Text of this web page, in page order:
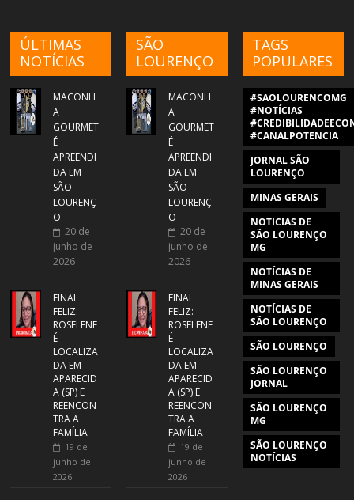
ÚLTIMAS
NOTÍCIAS
MACONH
A
GOURMET
É
APREENDI
DA EM
SÃO
LOURENÇ
O
20 de
junho de
2026
FINAL
FELIZ:
ROSELENE
É
LOCALIZA
DA EM
APARECID
A (SP) E
REENCON
TRA A
FAMÍLIA
19 de
junho de
2026
SÃO
LOURENÇO
MACONH
A
GOURMET
É
APREENDI
DA EM
SÃO
LOURENÇ
O
20 de
junho de
2026
FINAL
FELIZ:
ROSELENE
É
LOCALIZA
DA EM
APARECID
A (SP) E
REENCON
TRA A
FAMÍLIA
19 de
junho de
2026
TAGS
POPULARES
#SAOLOURENCOMG
#NOTÍCIAS
#CANALPOTENCIA
JORNAL SÃO
LOURENÇO
MINAS GERAIS
NOTICIAS DE
SÃO LOURENÇO
MG
NOTÍCIAS DE
MINAS GERAIS
NOTÍCIAS DE
SÃO LOURENÇO
SÃO LOURENÇO
SÃO LOURENÇO
JORNAL
SÃO LOURENÇO
MG
SÃO LOURENÇO
NOTÍCIAS